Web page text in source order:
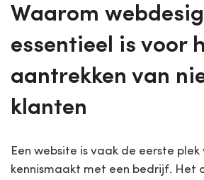
Waarom
essentieel is voor
aantrekken van
klanten
Een website is vaak de eerste
kennismaakt met een bedrijf. Het